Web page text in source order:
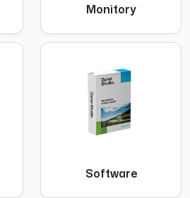
Monitory
Software